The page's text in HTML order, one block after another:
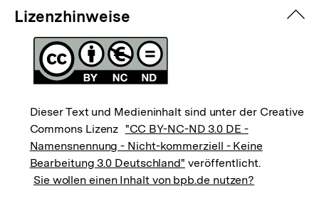
Lizenzhinweise
Dieser Text und Medieninhalt sind unter der Creative
Commons Lizenz "CC BY-NC-ND 3.0 DE -
Namensnennung - Nicht-kommerziell - Keine
Bearbeitung 3.0 Deutschland" veröffentlicht.
Sie wollen einen Inhalt von bpb.de nutzen?